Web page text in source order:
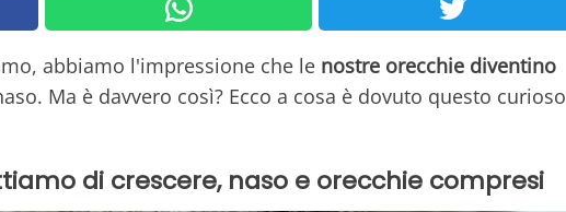
abbiamo l'impressione che le nostre orecchie diventino
Ma è davvero così? Ecco a cosa è dovuto questo curioso
di crescere, naso e orecchie compresi